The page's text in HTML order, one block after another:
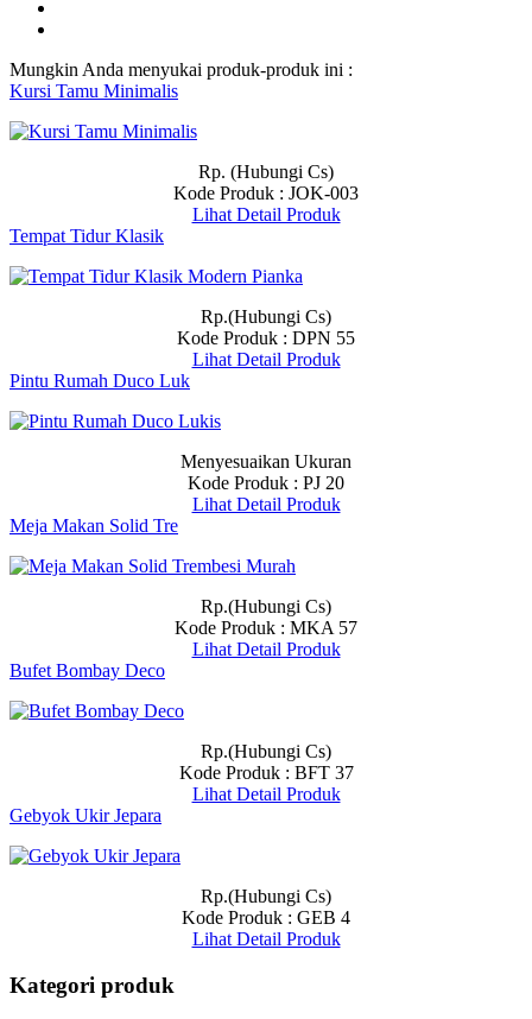
Mungkin Anda menyukai produk-produk ini :
Kursi Tamu Minimalis
Rp. (Hubungi Cs)
Kode Produk : JOK-003
Lihat Detail Produk
Tempat Tidur Klasik
Rp.(Hubungi Cs)
Kode Produk : DPN 55
Lihat Detail Produk
Pintu Rumah Duco Luk
Menyesuaikan Ukuran
Kode Produk : PJ 20
Lihat Detail Produk
Meja Makan Solid Tre
Rp.(Hubungi Cs)
Kode Produk : MKA 57
Lihat Detail Produk
Bufet Bombay Deco
Rp.(Hubungi Cs)
Kode Produk : BFT 37
Lihat Detail Produk
Gebyok Ukir Jepara
Rp.(Hubungi Cs)
Kode Produk : GEB 4
Lihat Detail Produk
Kategori produk